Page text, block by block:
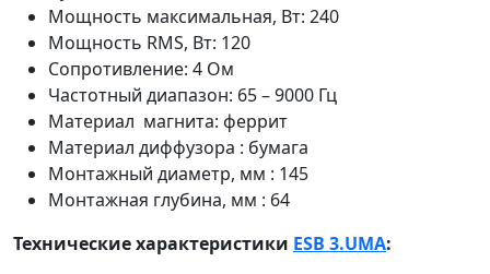
Мощность максимальная, Вт: 240
Мощность RMS, Вт: 120
Сопротивление: 4 Ом
Частотный диапазон: 65 – 9000 Гц
Материал магнита: феррит
Материал диффузора : бумага
Монтажный диаметр, мм : 145
Монтажная глубина, мм : 64
Технические характеристики ESB 3.UMA: